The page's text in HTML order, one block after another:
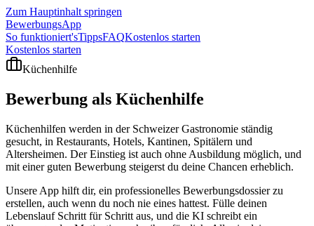
Zum Hauptinhalt springen
BewerbungsApp
So funktioniert'sTippsFAQKostenlos starten
Kostenlos starten
Küchenhilfe
Bewerbung als Küchenhilfe
Küchenhilfen werden in der Schweizer Gastronomie ständig
gesucht, in Restaurants, Hotels, Kantinen, Spitälern und
Altersheimen. Der Einstieg ist auch ohne Ausbildung möglich, und
mit einer guten Bewerbung steigerst du deine Chancen erheblich.
Unsere App hilft dir, ein professionelles Bewerbungsdossier zu
erstellen, auch wenn du noch nie eines hattest. Fülle deinen
Lebenslauf Schritt für Schritt aus, und die KI schreibt ein